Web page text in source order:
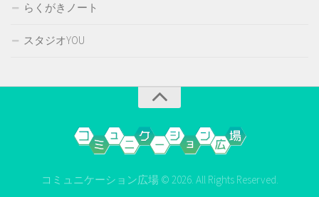
らくがきノート
スタジオYOU
コミュニケーション広場 © 2026. All Rights Reserved.